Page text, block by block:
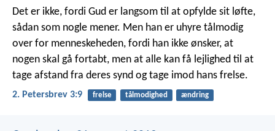
Det er ikke, fordi Gud er langsom til at opfylde sit løfte,
sådan som nogle mener. Men han er uhyre tålmodig
over for menneskeheden, fordi han ikke ønsker, at
nogen skal gå fortabt, men at alle kan få lejlighed til at
tage afstand fra deres synd og tage imod hans frelse.
2. Petersbrev 3:9 frelse tålmodighed ændring